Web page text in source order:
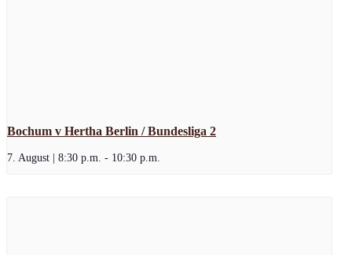
Bochum v Hertha Berlin / Bundesliga 2
7. August | 8:30 p.m. - 10:30 p.m.